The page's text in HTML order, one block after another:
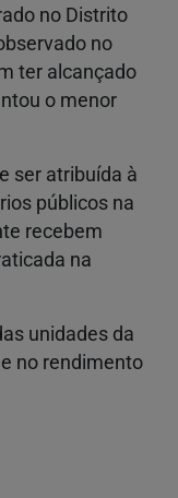
no Distrito
no
ter alcançado
o menor
ser atribuída à
públicos na
recebem
na
unidades da
no rendimento